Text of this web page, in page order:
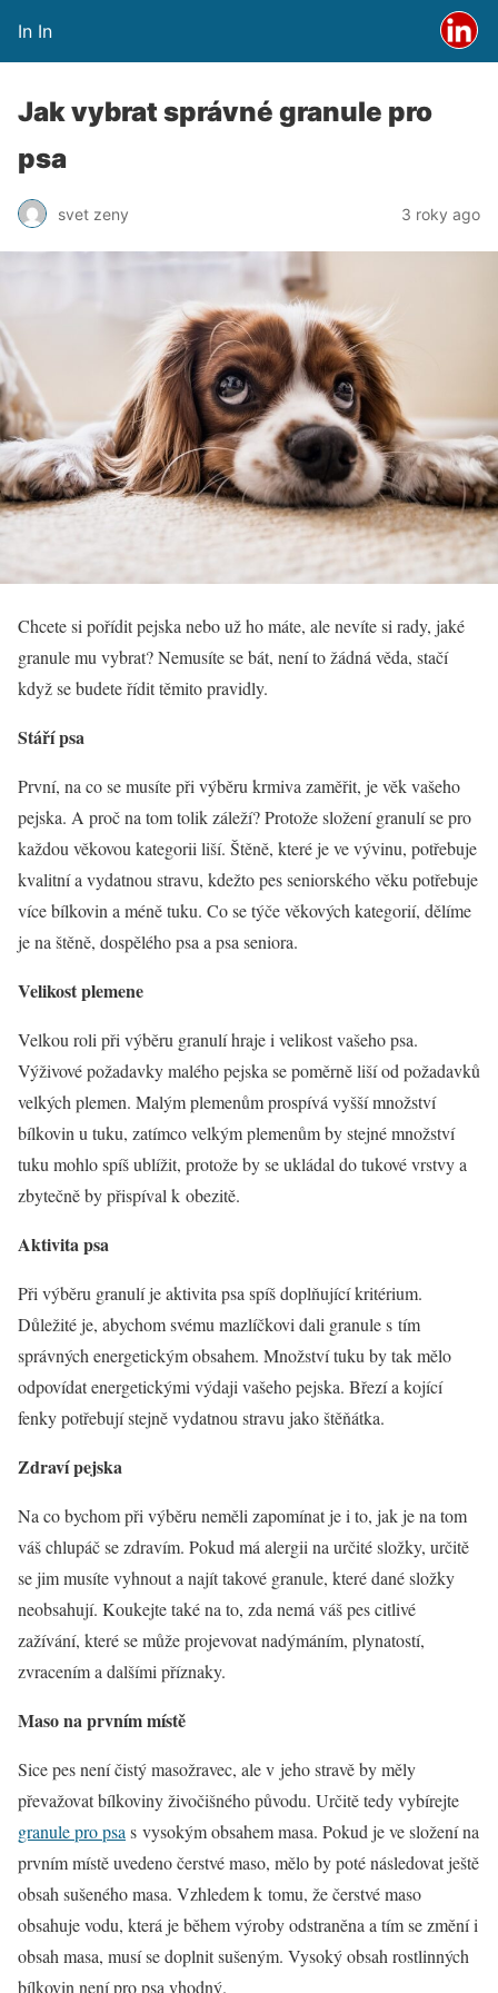
In In
Jak vybrat správné granule pro
psa
svet zeny 3 roky ago
Chcete si pořídit pejska nebo už ho máte, ale nevíte si rady, jaké
granule mu vybrat? Nemusíte se bát, není to žádná věda, stačí
když se budete řídit těmito pravidly.
Stáří psa
První, na co se musíte při výběru krmiva zaměřit, je věk vašeho
pejska. A proč na tom tolik záleží? Protože složení granulí se pro
každou věkovou kategorii liší. Štěně, které je ve vývinu, potřebuje
kvalitní a vydatnou stravu, kdežto pes seniorského věku potřebuje
více bílkovin a méně tuku. Co se týče věkových kategorií, dělíme
je na štěně, dospělého psa a psa seniora.
Velikost plemene
Velkou roli při výběru granulí hraje i velikost vašeho psa.
Výživové požadavky malého pejska se poměrně liší od požadavků
velkých plemen. Malým plemenům prospívá vyšší množství
bílkovin u tuku, zatímco velkým plemenům by stejné množství
tuku mohlo spíš ublížit, protože by se ukládal do tukové vrstvy a
zbytečně by přispíval k obezitě.
Aktivita psa
Při výběru granulí je aktivita psa spíš doplňující kritérium.
Důležité je, abychom svému mazlíčkovi dali granule s tím
správných energetickým obsahem. Množství tuku by tak mělo
odpovídat energetickými výdaji vašeho pejska. Březí a kojící
fenky potřebují stejně vydatnou stravu jako štěňátka.
Zdraví pejska
Na co bychom při výběru neměli zapomínat je i to, jak je na tom
váš chlupáč se zdravím. Pokud má alergii na určité složky, určitě
se jim musíte vyhnout a najít takové granule, které dané složky
neobsahují. Koukejte také na to, zda nemá váš pes citlivé
zažívání, které se může projevovat nadýmáním, plynatostí,
zvracením a dalšími příznaky.
Maso na prvním místě
Sice pes není čistý masožravec, ale v jeho stravě by měly
převažovat bílkoviny živočišného původu. Určitě tedy vybírejte
granule pro psa s vysokým obsahem masa. Pokud je ve složení na
prvním místě uvedeno čerstvé maso, mělo by poté následovat ještě
obsah sušeného masa. Vzhledem k tomu, že čerstvé maso
obsahuje vodu, která je během výroby odstraněna a tím se změní i
obsah masa, musí se doplnit sušeným. Vysoký obsah rostlinných
bílkovin není pro psa vhodný.